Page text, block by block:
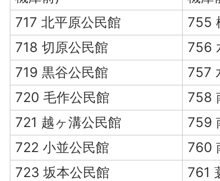
717 北平原公民館
755
718 切原公民館
756
719 黒谷公民館
757
720 毛作公民館
758
721 越ヶ溝公民館
759
722 小並公民館
760
723 坂本公民館
761